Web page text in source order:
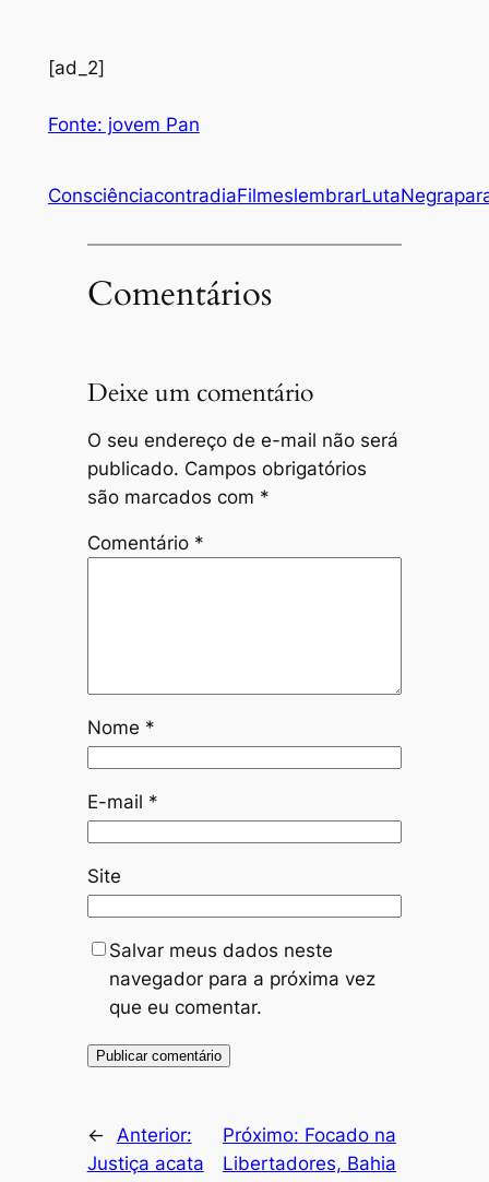
[ad_2]
Fonte: jovem Pan
ConsciênciacontradiaFilmeslembrarLutaNegra
Comentários
Deixe um comentário
O seu endereço de e-mail não será
publicado. Campos obrigatórios
são marcados com *
Comentário *
Nome *
E-mail *
Site
Salvar meus dados neste
navegador para a próxima vez
que eu comentar.
←
Anterior:
Justiça acata
Próximo: Focado na
Libertadores, Bahia